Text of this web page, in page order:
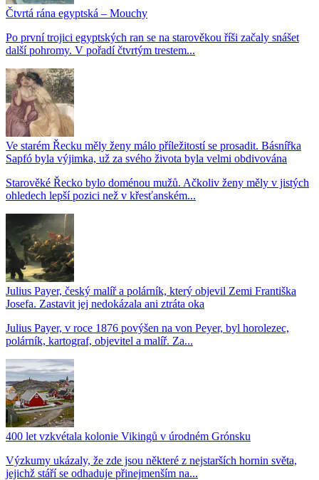
Čtvrtá rána egyptská – Mouchy
Po první trojici egyptských ran se na starověkou říši začaly snášet
další pohromy. V pořadí čtvrtým trestem...
Ve starém Řecku měly ženy málo příležitostí se prosadit. Básnířka
Sapfó byla výjimka, už za svého života byla velmi obdivována
Starověké Řecko bylo doménou mužů. Ačkoliv ženy měly v jistých
ohledech lepší pozici než v křesťanském...
Julius Payer, český malíř a polárník, který objevil Zemi Františka
Josefa. Zastavit jej nedokázala ani ztráta oka
Julius Payer, v roce 1876 povýšen na von Peyer, byl horolezec,
polárník, kartograf, objevitel a malíř. Za...
400 let vzkvétala kolonie Vikingů v úrodném Grónsku
Výzkumy ukázaly, že zde jsou některé z nejstarších hornin světa,
jejichž stáří se odhaduje přinejmenším na...